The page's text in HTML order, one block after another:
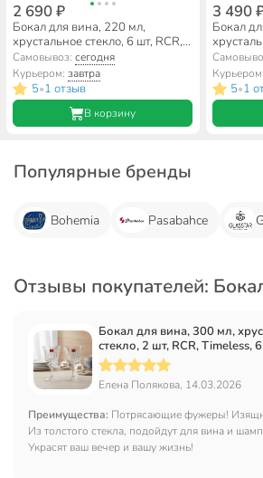
2 690 ₽
Бокал для вина, 220 мл,
хрустальное стекло, 6 шт, RCR,
Adajio, 28278
Самовывоз:сегодня
Курьером:завтра
5•1 отзыв
В корзину
3 490
Бокал
Adagio,
Курьером:
5•1
Популярные бренды
Bohemia Pasabahce
Отзывы покупателей:
Бокал для вина, 300 мл,
стекло, 2 шт, RCR, Timeless,
Елена Полякова, 14.03.2026
Преимущества: Потрясающие фужеры!
Из толстого стекла, подойдут для вина и
Украсят ваш вечер и вашу жизнь!